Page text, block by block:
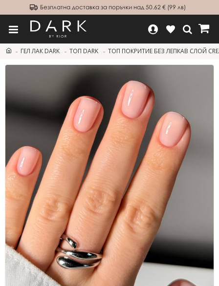
Безплатна доставка за поръчки над 50.62 € (99 лв)
ГЕЛ ЛАК DARK ТОП DARK ТОП ПОКРИТИЕ БЕЗ ЛЕПКАВ СЛОЙ